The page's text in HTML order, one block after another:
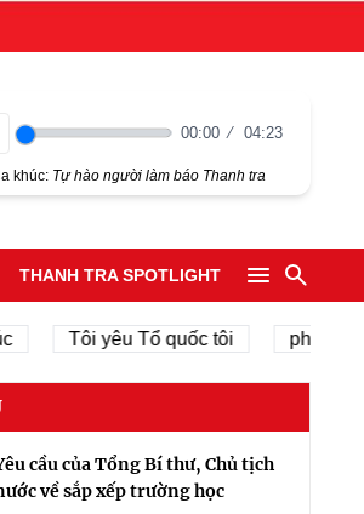
00:00 04:23
khúc: Tự hào người làm báo Thanh tra
THANH TRA SPOTLIGHT
Tôi yêu Tổ quốc tôi phát
cầu của Tổng Bí thư, Chủ tịch
về sắp xếp trường học